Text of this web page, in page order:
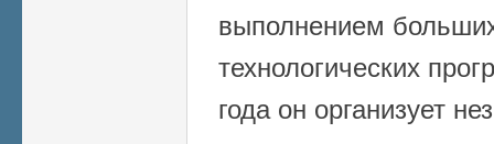
выполнением
технологических
года он организует